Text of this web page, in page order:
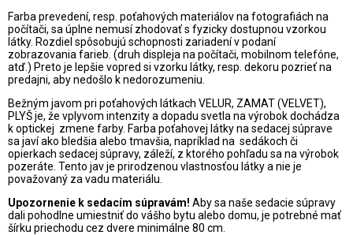
Farba prevedení, resp. poťahových materiálov na fotografiách na
počítači, sa úplne nemusí zhodovať s fyzicky dostupnou vzorkou
látky. Rozdiel spôsobujú schopnosti zariadení v podaní
zobrazovania farieb. (druh displeja na počítači, mobilnom telefóne,
atď.) Preto je lepšie vopred si vzorku látky, resp. dekoru pozrieť na
predajni, aby nedošlo k nedorozumeniu.
Bežným javom pri poťahových látkach VELUR, ZAMAT (VELVET),
PLYŠ je, že vplyvom intenzity a dopadu svetla na výrobok dochádza
k optickej zmene farby. Farba poťahovej látky na sedacej súprave
sa javí ako bledšia alebo tmavšia, napríklad na sedákoch či
opierkach sedacej súpravy, záleží, z ktorého pohľadu sa na výrobok
pozeráte. Tento jav je prirodzenou vlastnosťou látky a nie je
považovaný za vadu materiálu.
Upozornenie k sedacím súpravám! Aby sa naše sedacie súpravy
dali pohodlne umiestniť do vášho bytu alebo domu, je potrebné mať
šírku priechodu cez dvere minimálne 80 cm.